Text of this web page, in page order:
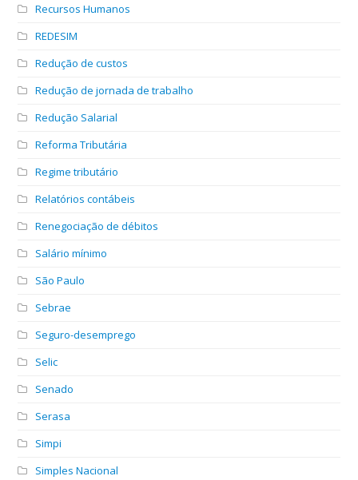
Recursos Humanos
REDESIM
Redução de custos
Redução de jornada de trabalho
Redução Salarial
Reforma Tributária
Regime tributário
Relatórios contábeis
Renegociação de débitos
Salário mínimo
São Paulo
Sebrae
Seguro-desemprego
Selic
Senado
Serasa
Simpi
Simples Nacional